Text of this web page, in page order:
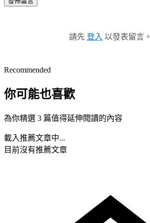
請先 登入 以發表留言。
Recommended
你可能也喜歡
為你精選 3 篇值得延伸閱讀的內容
載入推薦文章中...
目前沒有推薦文章